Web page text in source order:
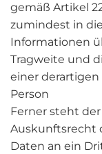
gemäß Artikel
zumindest in
Informationen
Tragweite und
einer
Person
Ferner steht
Auskunftsrecht
Daten an ein